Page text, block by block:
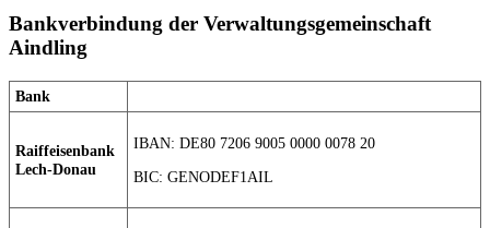
Bankverbindung der Verwaltungsgemeinschaft
Aindling
Bank
Raiffeisenbank
Lech-Donau
IBAN: DE80 7206 9005 0000 0078 20
BIC: GENODEF1AIL